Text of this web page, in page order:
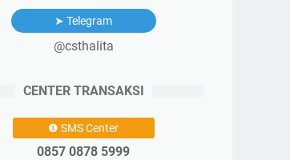
➤ Telegram
@csthalita
CENTER TRANSAKSI
❶ SMS Center
0857 0878 5999